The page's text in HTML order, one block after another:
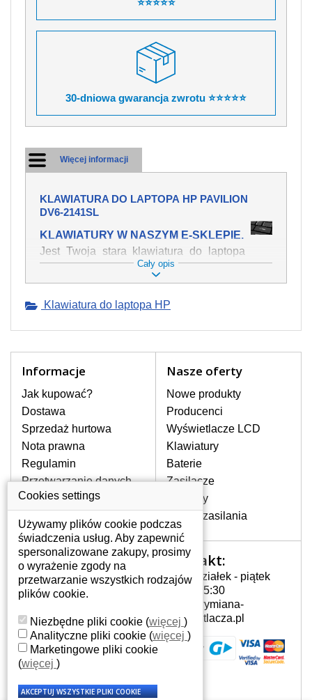
⭐⭐⭐⭐⭐
30-dniowa gwarancja zwrotu ⭐⭐⭐⭐⭐
Więcej informacji
KLAWIATURA DO LAPTOPA HP PAVILION
DV6-2141SL
KLAWIATURY W NASZYM E-SKLEPIE.
Jest Twoja stara klawiatura do laptopa
HP Pavilion dv6-2141sl mechanicznie
uszkodzona, polałeś ją płynem, który
swojej pozycji? Kup nową klawiaturę,
Oferujemy oryginalne klawiatury w
stronie internetowej ją znajdziesz za
pomocy wyszukiwarki. Wystarczy znać
model laptopa. Przy każdej klawiaturze
nie może brakować szczególowe zdjęcie
do aktualnego stanu naszego magazynu.
W JAKI SPOSÓB MOŻE SIĘ
PRZEJAWIAĆ USTERKA
Częstymi objawami są pomijanie liter
czy wyświetlanie innych liter oraz
dublowanie tych samych znaków. W
przypadku podlicia klawisze nie
powrócą do pierwotnej pozycji. Albo
też uszkodzenie mechaniczne, np.
JAK TO DZIAŁA?
Klawiatura składa się z kilku
warstw folii, z których przewodzą
przewodzące warstwy.
Cały opis
Klawiatura do laptopa HP
Informacje
Jak kupować?
Dostawa
Sprzedaż hurtowa
Nota prawna
Regulamin
Przetwarzanie danych
osobowych
Gdzie nas znajdziesz
Nasze oferty
Nowe produkty
Producenci
Wyświetlacze LCD
Klawiatury
Baterie
Zasilacze
Zawiasy
Złącza zasilania
Twoje konto
Twoje konto
Dane osobowe
Adresy
Historia zamówień
Kontakt:
Poniedziałek - piątek
7:00 - 15:30
info@wymiana-
wyswietlacza.pl
Cookies settings
Używamy plików cookie podczas
świadczenia usług. Aby zapewnić
spersonalizowane zakupy, prosimy
o wyrażenie zgody na
przetwarzanie wszystkich rodzajów
plików cookie.
Niezbędne pliki cookie (więcej )
Analityczne pliki cookie (więcej )
Marketingowe pliki cookie
(więcej )